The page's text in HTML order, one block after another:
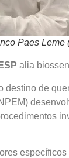
Paes Leme
alia
de